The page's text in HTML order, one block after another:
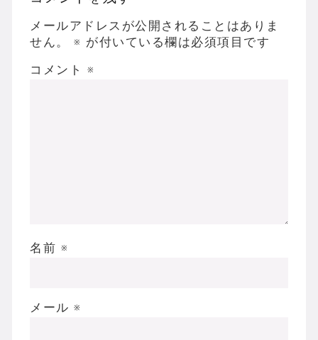
メールアドレスが公開されることはありま
せん。
※ が付いている欄は必須項目です
コメント ※
名前 ※
メール ※